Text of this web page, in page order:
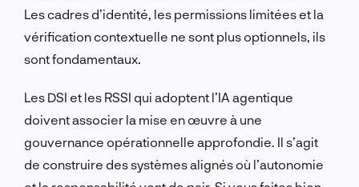
Les cadres d’identité, les permissions limitées et la
vérification contextuelle ne sont plus optionnels, ils
sont fondamentaux.
Les DSI et les RSSI qui adoptent l’IA agentique
doivent associer la mise en œuvre à une
gouvernance opérationnelle approfondie. Il s’agit
de construire des systèmes alignés où l’autonomie